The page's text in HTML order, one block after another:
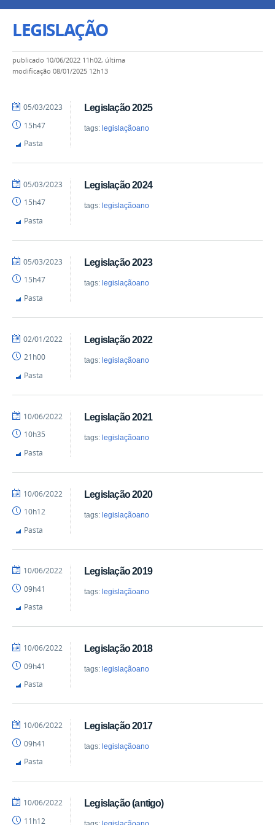
LEGISLAÇÃO
publicado 10/06/2022 11h02, última
modificação 08/01/2025 12h13
Legislação 2025
tags: legislaçãoano
por
publicado
05/03/2023
15h47
Pasta
Legislação 2024
tags: legislaçãoano
por
publicado
05/03/2023
15h47
Pasta
Legislação 2023
tags:legislaçãoano
por
publicado
05/03/2023
15h47
Pasta
Legislação 2022
tags:legislaçãoano
por
publicado
02/01/2022
21h00
Pasta
Legislação 2021
tags:legislaçãoano
por
publicado
10/06/2022
10h35
Pasta
Legislação 2020
tags:legislaçãoano
por
publicado
10/06/2022
10h12
Pasta
Legislação 2019
tags: legislaçãoano
por
publicado
10/06/2022
09h41
Pasta
Legislação 2018
tags: legislaçãoano
por
publicado
10/06/2022
09h41
Pasta
Legislação 2017
tags: legislaçãoano
por
publicado
10/06/2022
09h41
Pasta
Legislação (antigo)
por
publicado
10/06/2022
11h12